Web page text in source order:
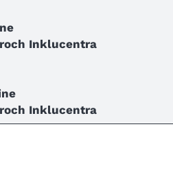
Inklucentra
Inklucentra